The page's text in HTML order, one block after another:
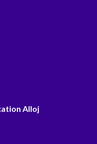
Alloj